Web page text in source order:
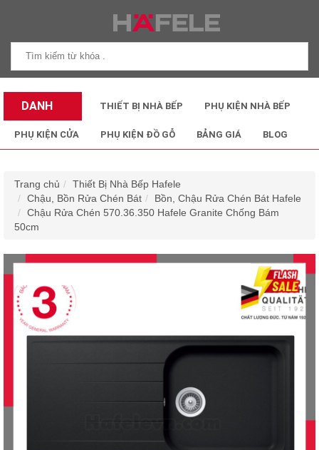
DANH
MỤC SẢN
THIẾT BỊ NHÀ BẾP PHỤ KIỆN NHÀ BẾP
PHỤ KIỆN CỬA PHỤ KIỆN ĐỒ GỖ BẢNG GIÁ BLOG
Trang chủ
Thiết Bị Nhà Bếp Hafele
Chậu, Bồn Rửa Chén Bát
Bồn, Chậu Rửa Chén Bát Hafele
Chậu Rửa Chén 570.36.350 Hafele Granite Chống Bám
50cm